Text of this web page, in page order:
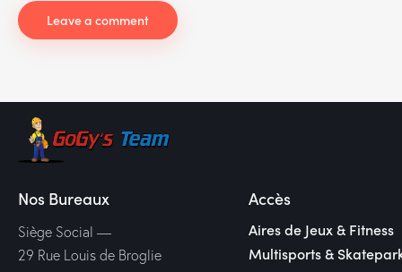
Nos Bureaux
Siège Social —
29 Rue Louis de Broglie
Accès
Aires de Jeux & Fitness
Multisports &